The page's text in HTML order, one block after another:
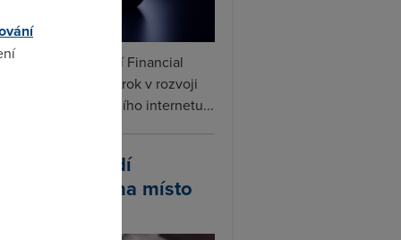
podle informací Financial
připravuje další krok v rozvoji
Vedle satelitního internetu...
zavádí
jména místo